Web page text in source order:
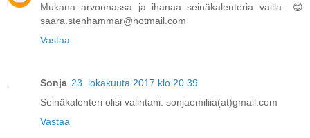
Mukana arvonnassa ja ihanaa seinäkalenteria vailla.. 😊
saara.stenhammar@hotmail.com
Vastaa
Sonja 23. lokakuuta 2017 klo 20.39
Seinäkalenteri olisi valintani. sonjaemiliia(at)gmail.com
Vastaa